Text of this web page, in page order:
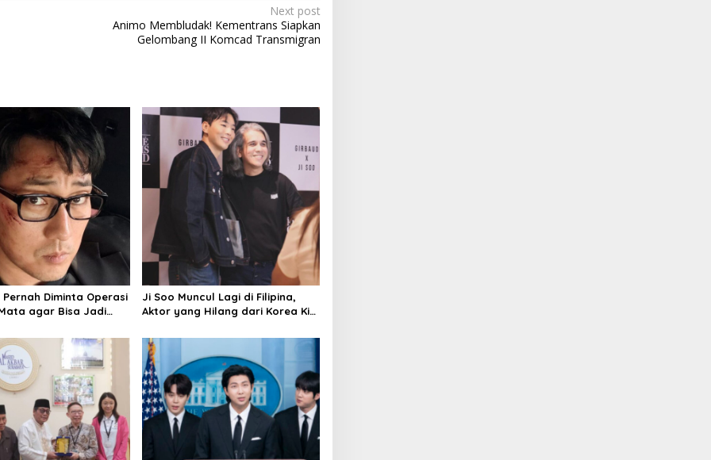
Next post
Animo Membludak! Kementrans Siapkan
Gelombang II Komcad Transmigran
Pernah Diminta Operasi
agar Bisa Jadi
Ji Soo Muncul Lagi di Filipina,
Aktor yang Hilang dari Korea Kini